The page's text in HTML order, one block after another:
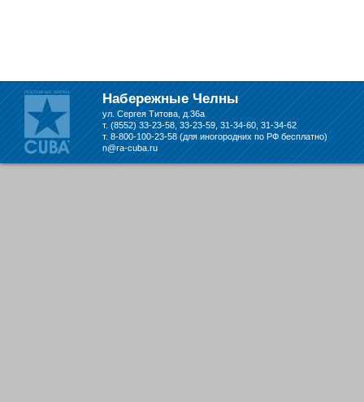
Набережные Челны
ул. Сергея Титова, д.36а
т. (8552) 33-23-58, 33-23-59, 31-34-60, 31-34-62
т. 8-800-100-23-58 (для иногородних по РФ бесплатно)
n@ra-cuba.ru